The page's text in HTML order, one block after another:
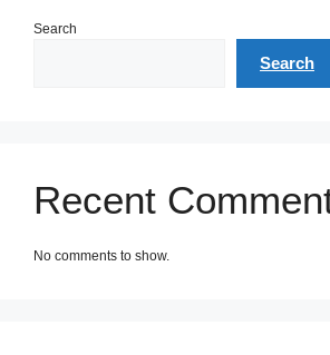
Search
Search
Recent
No comments to show.